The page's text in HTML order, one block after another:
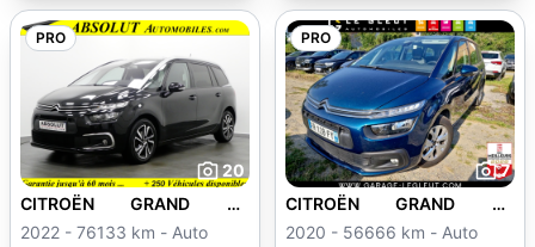
PRO
20
CITROËN GRAND C4
SPACETOURER
2022 - 76133 km - Auto
PRO
7
CITROËN GRAND C4
SPACETOURER
2020 - 56666 km - Auto